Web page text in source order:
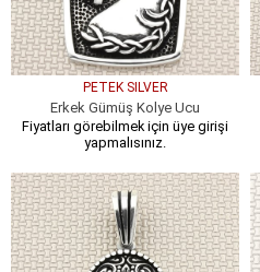
PETEK SILVER
Erkek Gümüş Kolye Ucu
Fiyatları görebilmek için üye girişi
yapmalısınız.